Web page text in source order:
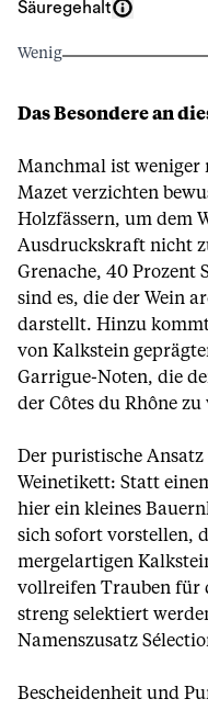
Säuregehalt
Wenig
Das Besondere an
Manchmal ist weniger
Mazet verzichten
Holzfässern, um dem
Ausdruckskraft nicht
Grenache, 40 Prozent
sind es, die der Wein
darstellt. Hinzu
von Kalkstein
Garrigue-Noten, die
der Côtes du Rhône
Der puristische
Weinetikett: Statt
hier ein kleines
sich sofort vorstellen,
mergelartigen
vollreifen Trauben für
streng selektiert
Namenszusatz
Bescheidenheit und